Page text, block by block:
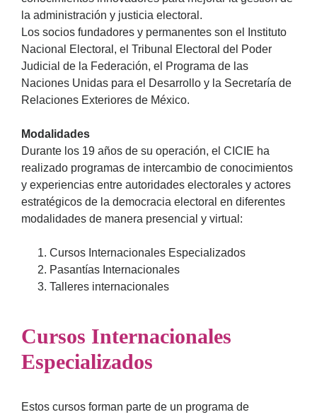
la administración y justicia electoral.
Los socios fundadores y permanentes son el Instituto
Nacional Electoral, el Tribunal Electoral del Poder
Judicial de la Federación, el Programa de las
Naciones Unidas para el Desarrollo y la Secretaría de
Relaciones Exteriores de México.
Modalidades
Durante los 19 años de su operación, el CICIE ha
realizado programas de intercambio de conocimientos
y experiencias entre autoridades electorales y actores
estratégicos de la democracia electoral en diferentes
modalidades de manera presencial y virtual:
Cursos Internacionales Especializados
Pasantías Internacionales
Talleres internacionales
Cursos Internacionales
Especializados
Estos cursos forman parte de un programa de